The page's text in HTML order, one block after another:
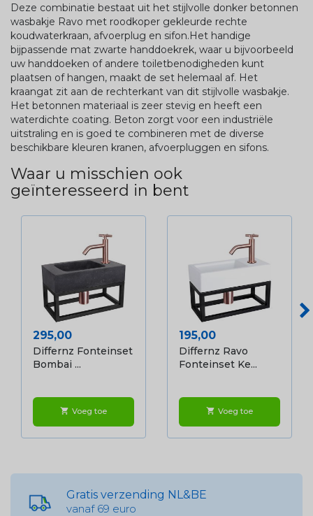
Deze combinatie bestaat uit het stijlvolle donker betonnen
wasbakje Ravo met roodkoper gekleurde rechte
koudwaterkraan, afvoerplug en sifon.Het handige
bijpassende mat zwarte handdoekrek, waar u bijvoorbeeld
uw handdoeken of andere toiletbenodigheden kunt
plaatsen of hangen, maakt de set helemaal af. Het
kraangat zit aan de rechterkant van dit stijlvolle wasbakje.
Het betonnen materiaal is zeer stevig en heeft een
waterdichte coating. Beton zorgt voor een industriële
uitstraling en is goed te combineren met de diverse
beschikbare kleuren kranen, afvoerpluggen en sifons.
Waar u misschien ook
geïnteresseerd in bent
Prijs
295,00
Differnz Fonteinset
Bombai ...
shopping_cart Voeg toe
Prijs
195,00
Differnz Ravo
Fonteinset Ke...
shopping_cart Voeg toe
Gratis verzending NL&BE
vanaf 69 euro